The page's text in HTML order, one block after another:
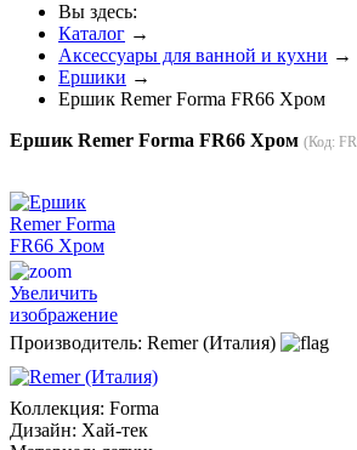
Вы здесь:
Каталог →
Аксессуары для ванной и кухни →
Ершики →
Ершик Remer Forma FR66 Хром
Ершик Remer Forma FR66 Хром (Код:
Увеличить
изображение
Производитель: Remer (Италия)
Коллекция: Forma
Дизайн: Хай-тек